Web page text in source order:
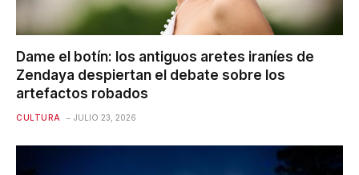
Dame el botín: los antiguos aretes iraníes de
Zendaya despiertan el debate sobre los
artefactos robados
CULTURA JULIO 23, 2026